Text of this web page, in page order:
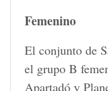
Femenino
El conjunto de
el grupo B
Apartadó y